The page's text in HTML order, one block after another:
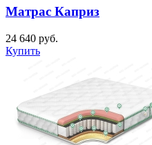
Матрас Каприз
24 640 руб.
Купить